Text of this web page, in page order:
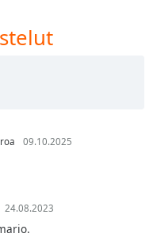
09.10.2025
24.08.2023